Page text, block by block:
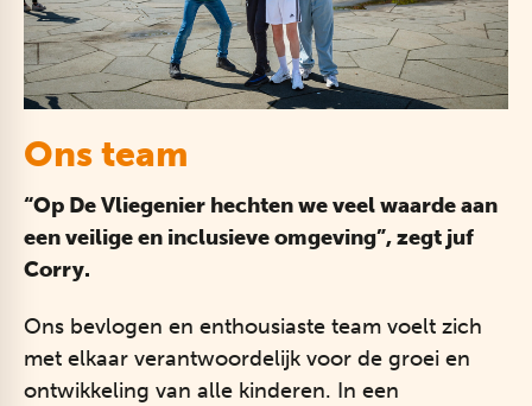
Ons team
“Op De Vliegenier hechten we veel waarde aan
een veilige en inclusieve omgeving”, zegt juf
Corry.
Ons bevlogen en enthousiaste team voelt zich
met elkaar verantwoordelijk voor de groei en
ontwikkeling van alle kinderen. In een